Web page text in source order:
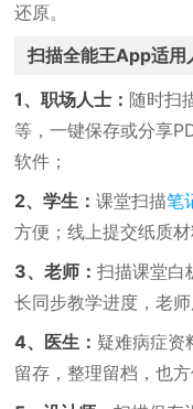
还原。
扫描全能王App适用
1、职场人士： 随时扫
等，一键保存或分享
软件；
2、学生：课堂扫描笔
方便；线上提交纸质
3、老师：扫描课堂白
长同步教学进度，老师
4、医生： 疑难病症资
留存，整理留档，也